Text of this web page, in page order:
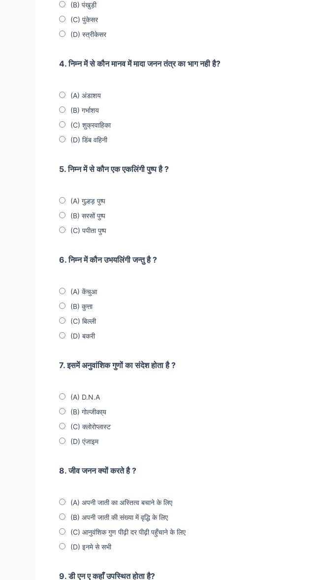
(B) पंखुड़ी
(C) पुंकेसर
(D) स्त्रीकेसर
4. निम्न में से कौन मानव में मादा जनन तंत्र का भाग नही है?
(A) अंडाशय
(B) गर्भाशय
(C) शुक्रवाहिका
(D) डिंब वहिनी
5. निम्न में से कौन एक एकलिंगी पुष्प है ?
(A) गुल्हड़ पुष्प
(B) सरसों पुष्प
(C) पपीता पुष्प
6. निम्न में कौन उभयलिंगी जन्तु है ?
(A) केंचुआ
(B) कुत्ता
(C) बिल्ली
(D) बकरी
7. इसमें अनुवांशिक गुणों का संदेश होता है ?
(A) D.N.A
(B) गोल्जीका्य
(C) क्लोरोप्लास्ट
(D) एंजाइम
8. जीव जनन क्यों करते है ?
(A) अपनी जाती का अस्तित्व बचाने के लिए
(B) अपनी जाती की संख्या में वृद्धि के लिए
(C) आनुवंशिक गुण पीढ़ी दर पीढ़ी पहुँचाने के लिए
(D) इनमे से सभी
9. डी एन ए कहाँ उपस्थित होता है?